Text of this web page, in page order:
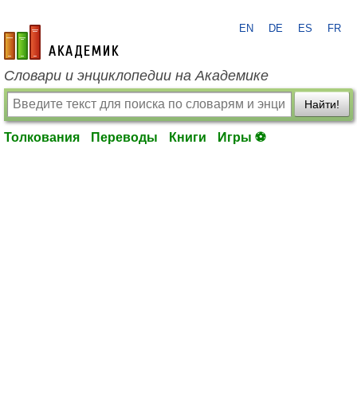
academic.ru
EN DE ES FR
Словари и энциклопедии на Академике
Найти!
Толкования Переводы Книги Игры ⚽